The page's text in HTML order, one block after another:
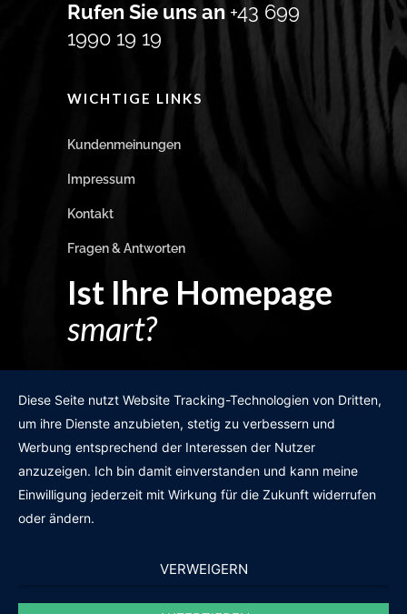
Rufen Sie uns an +43 699
1990 19 19
WICHTIGE LINKS
Kundenmeinungen
Impressum
Kontakt
Fragen & Antworten
Ist Ihre Homepage
smart?
GRATIS WEBSITE-CHECK
Diese Seite nutzt Website Tracking-Technologien von Dritten,
um ihre Dienste anzubieten, stetig zu verbessern und
Werbung entsprechend der Interessen der Nutzer
anzuzeigen. Ich bin damit einverstanden und kann meine
Einwilligung jederzeit mit Wirkung für die Zukunft widerrufen
oder ändern.
VERWEIGERN